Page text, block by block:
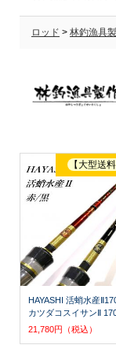
ロッド > 林釣漁具
HAYASHI 活蛸水産
カツダコスイサンⅡ
21,780円（税込）
【大型送